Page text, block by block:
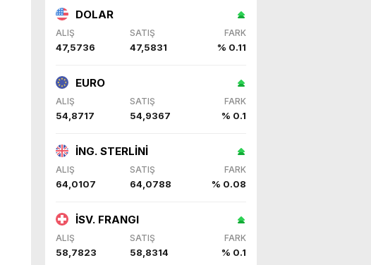
DOLAR
ALIŞ SATIŞ FARK
47,5736 47,5831 % 0.11
EURO
ALIŞ SATIŞ FARK
54,8717 54,9367 % 0.1
İNG. STERLİNİ
ALIŞ SATIŞ FARK
64,0107 64,0788 % 0.08
İSV. FRANGI
ALIŞ SATIŞ FARK
58,7823 58,8314 % 0.1